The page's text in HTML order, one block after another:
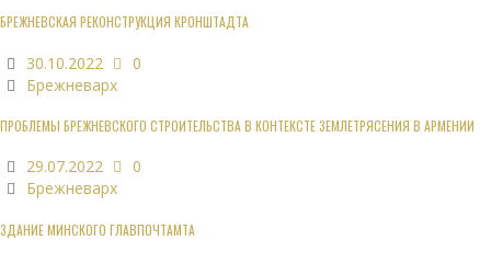
БРЕЖНЕВСКАЯ РЕКОНСТРУКЦИЯ КРОНШТАДТА
30.10.2022
0
Брежневарх
ПРОБЛЕМЫ БРЕЖНЕВСКОГО СТРОИТЕЛЬСТВА В КОНТЕКСТЕ ЗЕМЛЕТРЯСЕНИЯ В АРМЕНИИ
29.07.2022
0
Брежневарх
ЗДАНИЕ МИНСКОГО ГЛАВПОЧТАМТА